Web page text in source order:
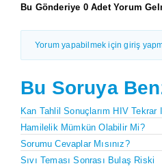
Bu Gönderiye 0 Adet Yorum
Yorum yapabilmek için giriş
Bu Soruya
Kan Tahlil Sonuçlarım HIV Tekrar
Hamilelik Mümkün Olabilir Mi?
Sorumu Cevaplar Mısınız?
Sıvı Teması Sonrası Bulaş Riski